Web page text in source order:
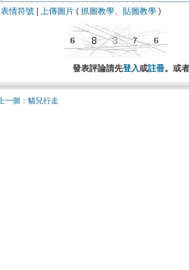
表情符號 上傳圖片 ( 抓圖教學、 貼圖教學 )
發表評論請先登入或註冊。或
上一個：貓兒行走